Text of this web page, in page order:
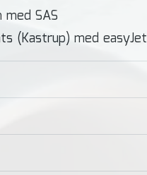
SAS
(Kastrup) med easyJet